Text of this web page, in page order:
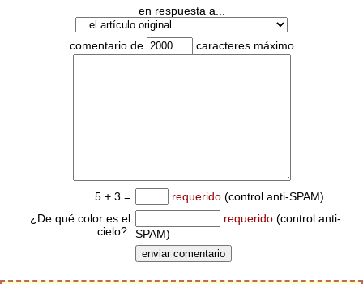
en respuesta a...
comentario de caracteres máximo
5 + 3 = requerido (control anti-SPAM)
¿De qué color es el
cielo?:
requerido (control anti-
SPAM)